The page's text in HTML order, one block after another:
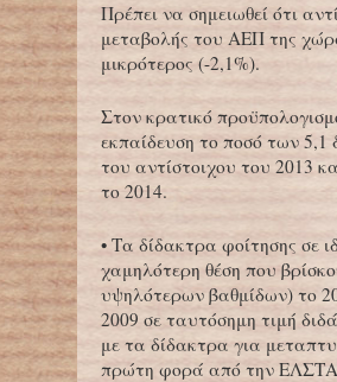
Πρέπει να σημειωθεί ότι
μεταβολής του ΑΕΠ της
μικρότερος (-2,1%).
Στον κρατικό
εκπαίδευση το ποσό των 5,1
του αντίστοιχου του 2013
το 2014.
• Τα δίδακτρα φοίτησης σε
χαμηλότερη θέση που
υψηλότερων βαθμίδων) το
2009 σε ταυτόσημη τιμή
με τα δίδακτρα για
πρώτη φορά από την